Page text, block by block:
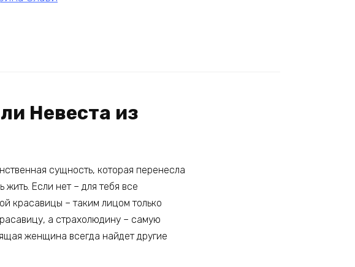
Невеста из
сущность, которая перенесла
Если нет – для тебя все
красавицы – таким лицом только
а страхолюдину – самую
женщина всегда найдет другие